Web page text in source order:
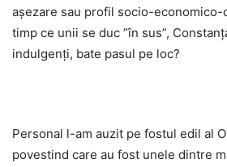
așezare sau profil socio-
timp ce unii se duc ”în sus”,
indulgenți, bate pasul pe loc?
Personal l-am auzit pe fostul edil al
povestind care au fost unele dintre